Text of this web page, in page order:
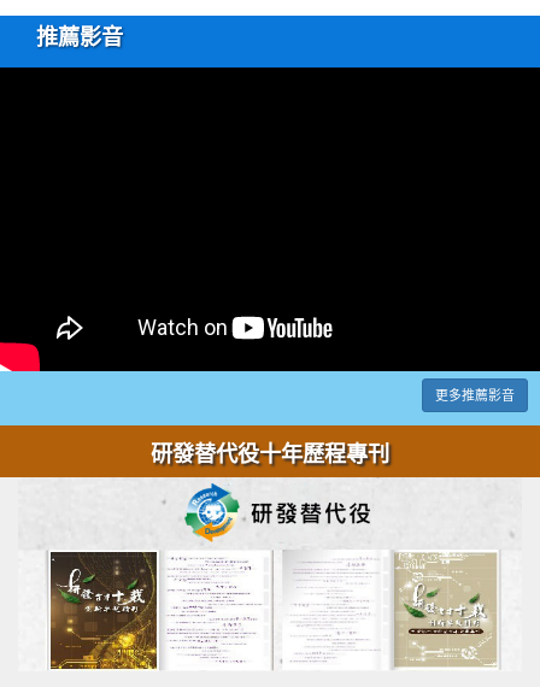
推薦影音
更多推薦影音
研發替代役十年歷程專刊